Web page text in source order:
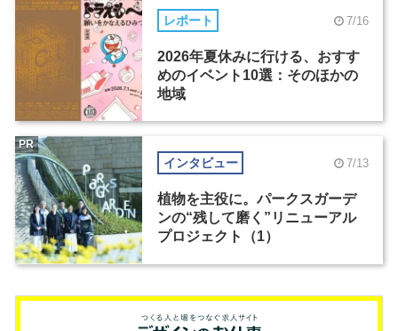
レポート 7/16
2026年夏休みに行ける、おすす
めのイベント10選：そのほかの
地域
インタビュー 7/13
植物を主役に。パークスガーデ
ンの“残して磨く”リニューアル
プロジェクト（1）
PR